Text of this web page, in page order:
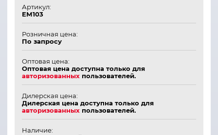
Артикул:
ЕМ103
Розничная цена:
По запросу
Оптовая цена:
Оптовая цена доступна только для
авторизованных пользователей.
Дилерская цена:
Дилерская цена доступна только для
авторизованных пользователей.
Наличие: